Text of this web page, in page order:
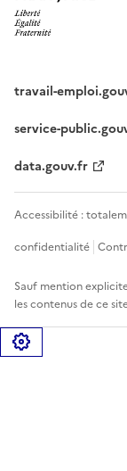
travail-
service-
data.gouv.fr
Accessibilité :
confidentialité
Sauf mention
les contenus de ce
Gérer les cookies